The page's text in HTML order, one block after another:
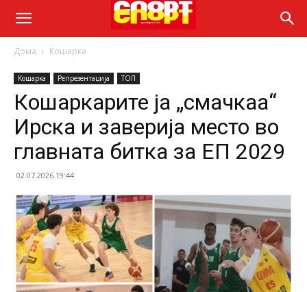
Дома Кошарка
Кошарка Репрезентација ТОП
Кошаркарите ја „смачкаа“
Ирска и заверија место во
главната битка за ЕП 2029
02.07.2026 19:44